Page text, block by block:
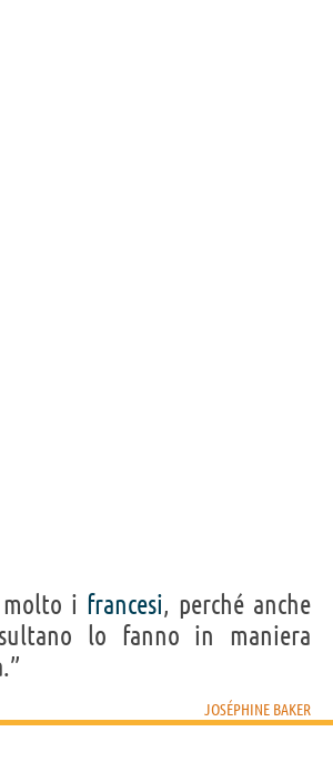
molto i francesi, perché anche
lo fanno in maniera
JOSÉPHINE BAKER